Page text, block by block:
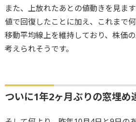
また、上放れたあとの値動きを見ま
値で回復したことに加え、これまで
移動平均線上を維持しており、株価
考えられそうです。
ついに1年2ヶ月ぶりの窓埋め